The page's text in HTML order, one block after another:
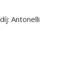
Antonelli